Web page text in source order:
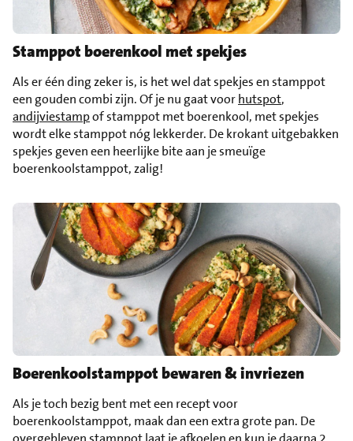
Stamppot boerenkool met spekjes
Als er één ding zeker is, is het wel dat spekjes en stamppot
een gouden combi zijn. Of je nu gaat voorhutspot,
andijviestampof stamppot met boerenkool, met spekjes
wordt elke stamppot nóg lekkerder. De krokant uitgebakken
spekjes geven een heerlijke bite aan je smeuïge
boerenkoolstamppot, zalig!
Boerenkoolstamppot bewaren & invriezen
Als je toch bezig bent met een recept voor
boerenkoolstamppot, maak dan een extra grote pan. De